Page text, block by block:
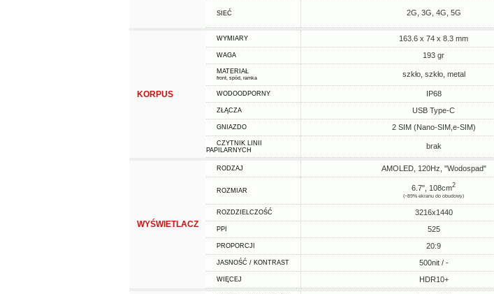
SIEĆ 2G, 3G, 4G, 5G
KORPUS
WYMIARY 163.6 x 74 x 8.3 mm
WAGA 193 gr
MATERIAŁ
front, spód, ramka szkło, szkło, metal
WODOODPORNY IP68
ZŁĄCZA USB Type-C
GNIAZDO 2 SIM (Nano-SIM,e-SIM)
CZYTNIK LINII
PAPILARNYCH
brak
WYŚWIETLACZ
RODZAJ AMOLED, 120Hz, "Wodospad"
ROZMIAR 6.7", 108cm2
(~89% ekranu do obudowy)
ROZDZIELCZOŚĆ 3216x1440
PPI 525
PROPORCJI 20:9
JASNOŚĆ / KONTRAST 500nit / -
WIĘCEJ HDR10+